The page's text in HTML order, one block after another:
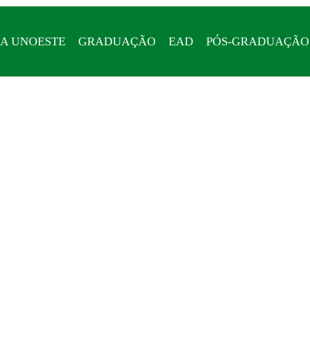
A UNOESTE GRADUAÇÃO EAD PÓS-GRADUAÇÃO